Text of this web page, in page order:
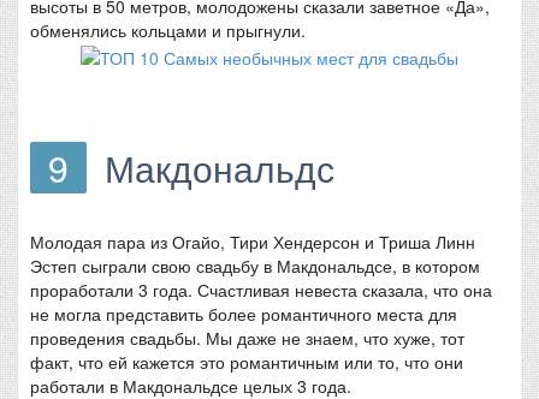
высоты в 50 метров, молодожены сказали заветное «Да»,
обменялись кольцами и прыгнули.
9 Макдональдс
Молодая пара из Огайо, Тири Хендерсон и Триша Линн
Эстеп сыграли свою свадьбу в Макдональдсе, в котором
проработали 3 года. Счастливая невеста сказала, что она
не могла представить более романтичного места для
проведения свадьбы. Мы даже не знаем, что хуже, тот
факт, что ей кажется это романтичным или то, что они
работали в Макдональдсе целых 3 года.